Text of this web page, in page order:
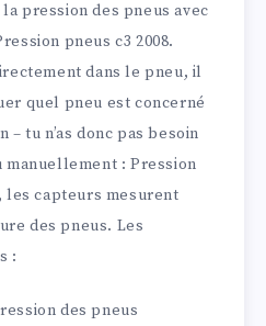
pression des pneus avec
pneus c3 2008.
dans le pneu, il
quel pneu est concerné
tu n’as donc pas besoin
manuellement : Pression
les capteurs mesurent
des pneus. Les
:
des pneus